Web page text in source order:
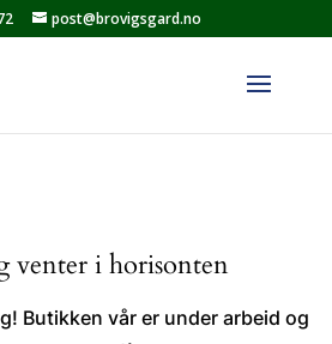
post@brovigsgard.no
venter i horisonten
Butikken vår er under arbeid og